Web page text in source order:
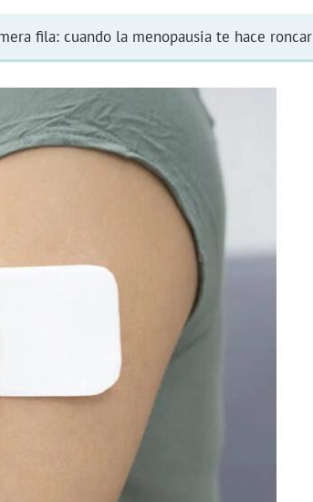
fila: cuando la menopausia te hace roncar